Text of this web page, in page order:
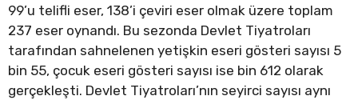
99’u telifli eser, 138’i çeviri eser olmak üzere toplam
237 eser oynandı. Bu sezonda Devlet Tiyatroları
tarafından sahnelenen yetişkin eseri gösteri sayısı 5
bin 55, çocuk eseri gösteri sayısı ise bin 612 olarak
gerçekleşti. Devlet Tiyatroları’nın seyirci sayısı aynı